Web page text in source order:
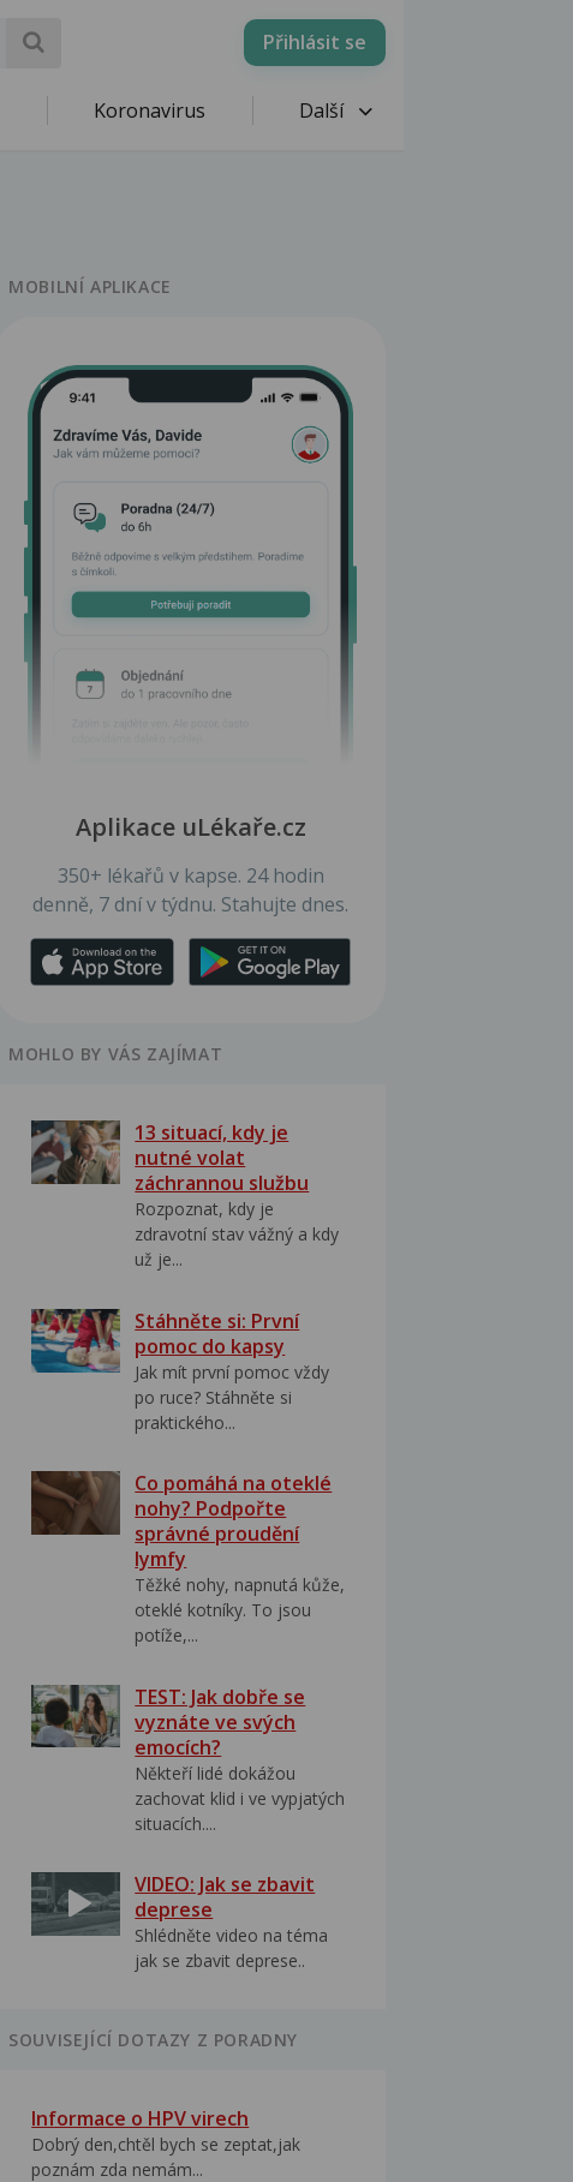
Přihlásit se
Koronavirus Další
MOBILNÍ APLIKACE
Aplikace uLékaře.cz
350+ lékařů v kapse. 24 hodin
denně, 7 dní v týdnu. Stahujte dnes.
MOHLO BY VÁS ZAJÍMAT
13 situací, kdy je
nutné volat
záchrannou službu
Rozpoznat, kdy je
zdravotní stav vážný a kdy
už je...
Stáhněte si: První
pomoc do kapsy
Jak mít první pomoc vždy
po ruce? Stáhněte si
praktického...
Co pomáhá na oteklé
nohy? Podpořte
správné proudění
lymfy
Těžké nohy, napnutá kůže,
oteklé kotníky. To jsou
potíže,...
TEST: Jak dobře se
vyznáte ve svých
emocích?
Někteří lidé dokážou
zachovat klid i ve vypjatých
situacích....
VIDEO: Jak se zbavit
deprese
Shlédněte video na téma
jak se zbavit deprese..
SOUVISEJÍCÍ DOTAZY Z PORADNY
Informace o HPV virech
Dobrý den,chtěl bych se zeptat,jak
poznám zda nemám...